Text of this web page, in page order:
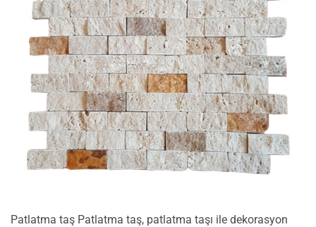
Patlatma taş Patlatma taş, patlatma taşı ile dekorasyon